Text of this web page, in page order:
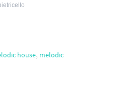
house, melodic